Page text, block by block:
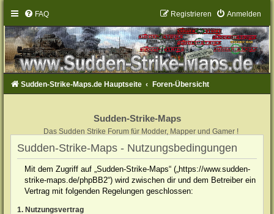
FAQ Anmelden
Registrieren
Sudden-Strike-Maps.de Hauptseite Foren-Übersicht
Sudden-Strike-Maps
Das Sudden Strike Forum für Modder, Mapper und Gamer !
Sudden-Strike-Maps - Nutzungsbedingungen
Mit dem Zugriff auf „Sudden-Strike-Maps“ („https://www.sudden-
strike-maps.de/phpBB2“) wird zwischen dir und dem Betreiber ein
Vertrag mit folgenden Regelungen geschlossen:
1. Nutzungsvertrag